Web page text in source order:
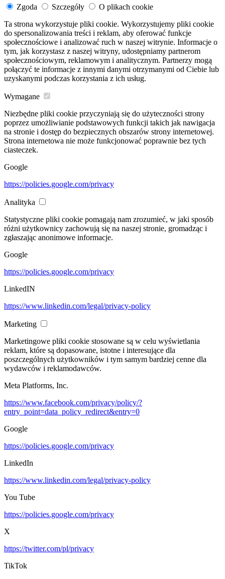
Zgoda Szczegóły
O plikach cookie
Ta strona wykorzystuje pliki cookie. Wykorzystujemy pliki cookie
do spersonalizowania treści i reklam, aby oferować funkcje
społecznościowe i analizować ruch w naszej witrynie. Informacje o
tym, jak korzystasz z naszej witryny, udostępniamy partnerom
społecznościowym, reklamowym i analitycznym. Partnerzy mogą
połączyć te informacje z innymi danymi otrzymanymi od Ciebie lub
uzyskanymi podczas korzystania z ich usług.
Wymagane
Niezbędne pliki cookie przyczyniają się do użyteczności strony
poprzez umożliwianie podstawowych funkcji takich jak nawigacja
na stronie i dostęp do bezpiecznych obszarów strony internetowej.
Strona internetowa nie może funkcjonować poprawnie bez tych
ciasteczek.
Google
https://policies.google.com/privacy
Analityka
Statystyczne pliki cookie pomagają nam zrozumieć, w jaki sposób
różni użytkownicy zachowują się na naszej stronie, gromadząc i
zgłaszając anonimowe informacje.
Google
https://policies.google.com/privacy
LinkedIN
https://www.linkedin.com/legal/privacy-policy
Marketing
Marketingowe pliki cookie stosowane są w celu wyświetlania
reklam, które są dopasowane, istotne i interesujące dla
poszczególnych użytkowników i tym samym bardziej cenne dla
wydawców i reklamodawców.
Meta Platforms, Inc.
https://www.facebook.com/privacy/policy/?
entry_point=data_policy_redirect&entry=0
Google
https://policies.google.com/privacy
LinkedIn
https://www.linkedin.com/legal/privacy-policy
You Tube
https://policies.google.com/privacy
X
https://twitter.com/pl/privacy
TikTok